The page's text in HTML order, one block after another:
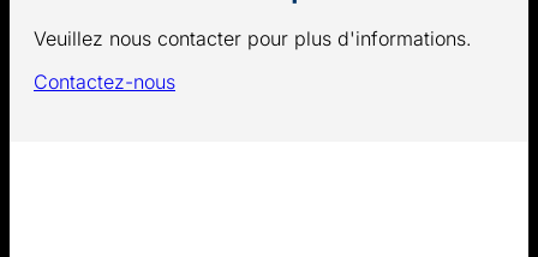
Veuillez nous contacter pour plus d'informations.
Contactez-nous